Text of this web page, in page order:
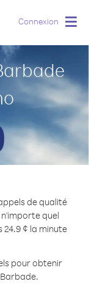
Connexion
de qualité
quel
24.9 ¢ la minute
pour obtenir